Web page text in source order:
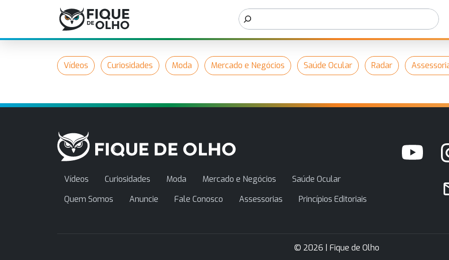
Vídeos Curiosidades Moda Mercado e Negócios Saúde Ocular Radar
Vídeos Curiosidades Moda Mercado e Negócios
Saúde Ocular
Quem Somos
Anuncie Fale Conosco Assessorias Princípios Editoriais
© 2026 | Fique de Olho